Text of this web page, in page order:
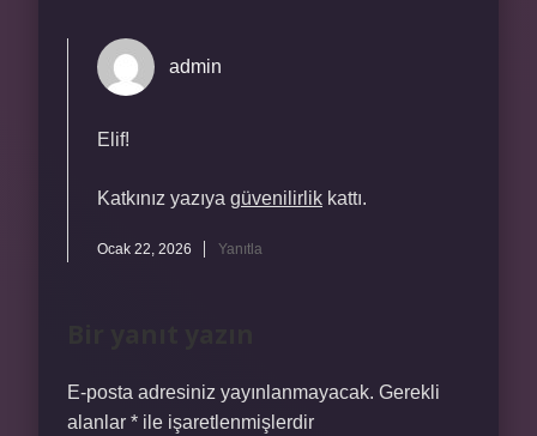
admin
Elif!
Katkınız yazıya güvenilirlik kattı.
Ocak 22, 2026 Yanıtla
E-posta adresiniz yayınlanmayacak. Gerekli
alanlar * ile işaretlenmişlerdir